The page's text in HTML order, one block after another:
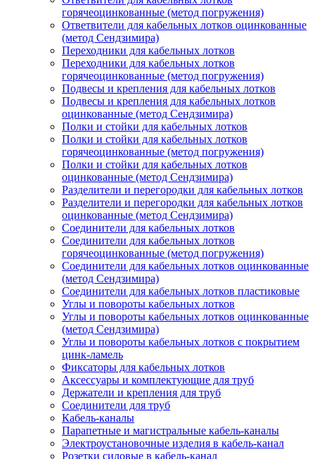
горячеоцинкованные (метод погружения)
Ответвители для кабельных лотков оцинкованные
(метод Сендзимира)
Переходники для кабельных лотков
Переходники для кабельных лотков
горячеоцинкованные (метод погружения)
Подвесы и крепления для кабельных лотков
Подвесы и крепления для кабельных лотков
оцинкованные (метод Сендзимира)
Полки и стойки для кабельных лотков
Полки и стойки для кабельных лотков
горячеоцинкованные (метод погружения)
Полки и стойки для кабельных лотков
оцинкованные (метод Сендзимира)
Разделители и перегородки для кабельных лотков
Разделители и перегородки для кабельных лотков
оцинкованные (метод Сендзимира)
Соединители для кабельных лотков
Соединители для кабельных лотков
горячеоцинкованные (метод погружения)
Соединители для кабельных лотков оцинкованные
(метод Сендзимира)
Соединители для кабельных лотков пластиковые
Углы и повороты кабельных лотков
Углы и повороты кабельных лотков оцинкованные
(метод Сендзимира)
Углы и повороты кабельных лотков с покрытием
цинк-ламель
Фиксаторы для кабельных лотков
Аксессуары и комплектующие для труб
Держатели и крепления для труб
Соединители для труб
Кабель-каналы
Парапетные и магистральные кабель-каналы
Электроустановочные изделия в кабель-канал
Розетки силовые в кабель-канал